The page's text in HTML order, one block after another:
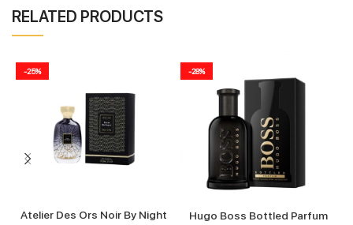
RELATED PRODUCTS
-25%
Atelier Des Ors Noir By Night
-28%
Hugo Boss Bottled Parfum